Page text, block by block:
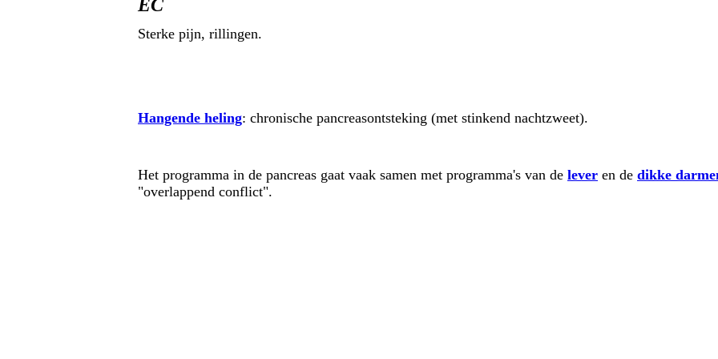
EC
Sterke pijn, rillingen.
Hangende heling: chronische pancreasontsteking (met stinkend nachtzweet).
Het programma in de pancreas gaat vaak samen met programma's van de lever en de dikke
"overlappend conflict".